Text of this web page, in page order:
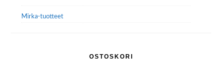
Mirka-tuotteet
OSTOSKORI